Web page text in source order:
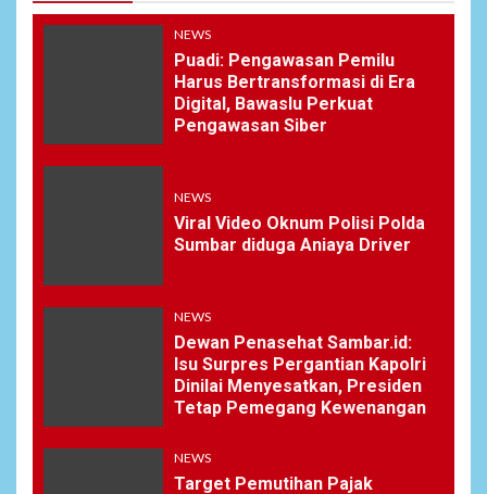
NEWS
Puadi: Pengawasan Pemilu
Harus Bertransformasi di Era
Digital, Bawaslu Perkuat
Pengawasan Siber
NEWS
Viral Video Oknum Polisi Polda
Sumbar diduga Aniaya Driver
NEWS
Dewan Penasehat Sambar.id:
Isu Surpres Pergantian Kapolri
Dinilai Menyesatkan, Presiden
Tetap Pemegang Kewenangan
NEWS
Target Pemutihan Pajak